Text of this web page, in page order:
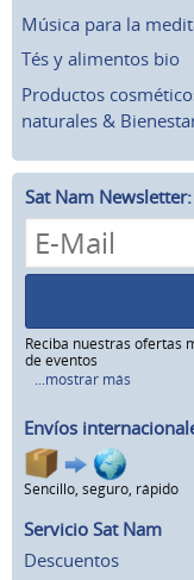
Música para la
Tés y alimentos bio
Productos
naturales &
Sat Nam
Reciba nuestras ofertas
de eventos
...mostrar más
Envíos
Sencillo, seguro, rápido
Servicio Sat Nam
Descuentos